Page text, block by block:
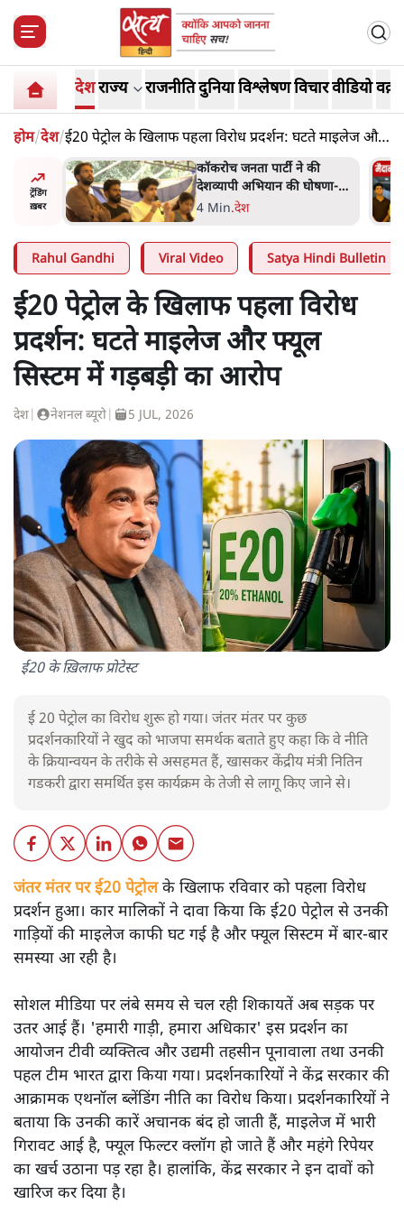
देशराज्य राजनीतिदुनियाविश्लेषणविचारवीडियो
होम/देश/ई20 पेट्रोल के खिलाफ पहला विरोध प्रदर्शन: घटते माइलेज और
फ्यूल सिस्टम में गड़बड़ी का आरोप
ट्रेंडिंग
ख़बर
Abhijeet Dipke Press
Conference: CJP का 'Kya
Bolti Public' अभियान, चुनाव
-. दिल्ली
Rahul Gandhi Viral Video Satya Hindi Bulletin
ई20 पेट्रोल के खिलाफ पहला विरोध
प्रदर्शन: घटते माइलेज और फ्यूल
सिस्टम में गड़बड़ी का आरोप
देश नेशनल ब्यूरो 5 JUL, 2026
ई20 के ख़िलाफ प्रोटेस्ट
ई 20 पेट्रोल का विरोध शुरू हो गया। जंतर मंतर पर कुछ
प्रदर्शनकारियों ने खुद को भाजपा समर्थक बताते हुए कहा कि वे नीति
के क्रियान्वयन के तरीके से असहमत हैं, खासकर केंद्रीय मंत्री नितिन
गडकरी द्वारा समर्थित इस कार्यक्रम के तेजी से लागू किए जाने से।
जंतर मंतर पर ई20 पेट्रोलके खिलाफ रविवार को पहला विरोध
प्रदर्शन हुआ। कार मालिकों ने दावा किया कि ई20 पेट्रोल से उनकी
गाड़ियों की माइलेज काफी घट गई है और फ्यूल सिस्टम में बार-बार
समस्या आ रही है।
सोशल मीडिया पर लंबे समय से चल रही शिकायतें अब सड़क पर
उतर आई हैं। 'हमारी गाड़ी, हमारा अधिकार' इस प्रदर्शन का
आयोजन टीवी व्यक्तित्व और उद्यमी तहसीन पूनावाला तथा उनकी
पहल टीम भारत द्वारा किया गया। प्रदर्शनकारियों ने केंद्र सरकार की
आक्रामक एथनॉल ब्लेंडिंग नीति का विरोध किया। प्रदर्शनकारियों ने
बताया कि उनकी कारें अचानक बंद हो जाती हैं, माइलेज में भारी
गिरावट आई है, फ्यूल फिल्टर क्लॉग हो जाते हैं और महंगे रिपेयर
का खर्च उठाना पड़ रहा है। हालांकि, केंद्र सरकार ने इन दावों को
खारिज कर दिया है।